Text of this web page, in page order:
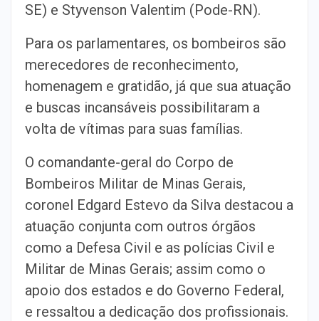
SE) e Styvenson Valentim (Pode-RN).
Para os parlamentares, os bombeiros são
merecedores de reconhecimento,
homenagem e gratidão, já que sua atuação
e buscas incansáveis possibilitaram a
volta de vítimas para suas famílias.
O comandante-geral do Corpo de
Bombeiros Militar de Minas Gerais,
coronel Edgard Estevo da Silva destacou a
atuação conjunta com outros órgãos
como a Defesa Civil e as polícias Civil e
Militar de Minas Gerais; assim como o
apoio dos estados e do Governo Federal,
e ressaltou a dedicação dos profissionais.